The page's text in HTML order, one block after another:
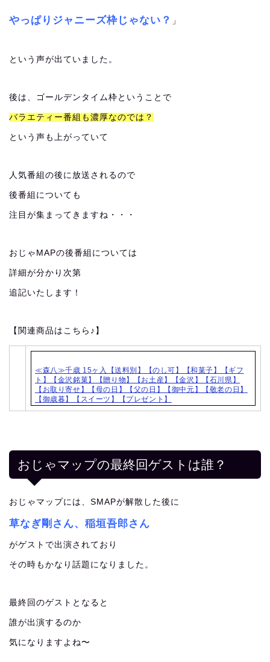
やっぱりジャニーズ枠じゃない？ 」
という声が出ていました。
後は、ゴールデンタイム枠ということで
バラエティー番組も濃厚なのでは？
という声も上がっていて
人気番組の後に放送されるので
後番組についても
注目が集まってきますね・・・
おじゃMAPの後番組については
詳細が分かり次第
追記いたします！
【関連商品はこちら♪】
≪森八≫千歳 15ヶ入【送料別】【のし可】【和菓子】【ギフ
ト】【金沢銘菓】【贈り物】【お土産】【金沢】【石川県】
【お取り寄せ】【母の日】【父の日】【御中元】【敬老の日】
【御歳暮】【スイーツ】【プレゼント】
おじゃマップの最終回ゲストは誰？
おじゃマップには、SMAPが解散した後に
草なぎ剛さん、稲垣吾郎さん
がゲストで出演されており
その時もかなり話題になりました。
最終回のゲストとなると
誰が出演するのか
気になりますよね〜